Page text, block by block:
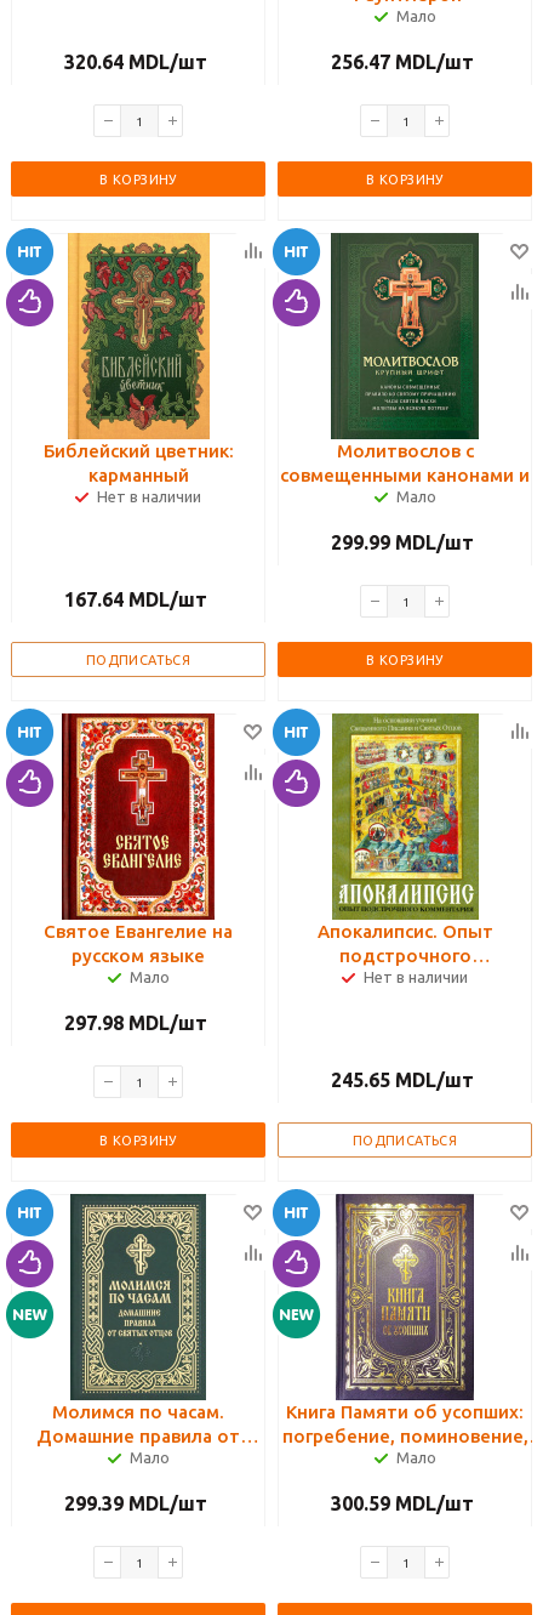
320.64 MDL/шт
В КОРЗИНУ
Мало
256.47 MDL/шт
В КОРЗИНУ
Библейский цветник:
карманный
Нет в наличии
167.64 MDL/шт
ПОДПИСАТЬСЯ
Молитвослов с
совмещенными канонами и
правилом ко Святому
шрифт
Мало
299.99 MDL/шт
В КОРЗИНУ
Святое Евангелие на
русском языке
Мало
297.98 MDL/шт
В КОРЗИНУ
Апокалипсис. Опыт
подстрочного
комментария (на
Нет в наличии
245.65 MDL/шт
ПОДПИСАТЬСЯ
Молимся по часам.
Домашние правила от
святых отцов. Карманный
Мало
299.39 MDL/шт
Книга Памяти об усопших:
погребение, поминовение,
родительские субботы
Мало
300.59 MDL/шт